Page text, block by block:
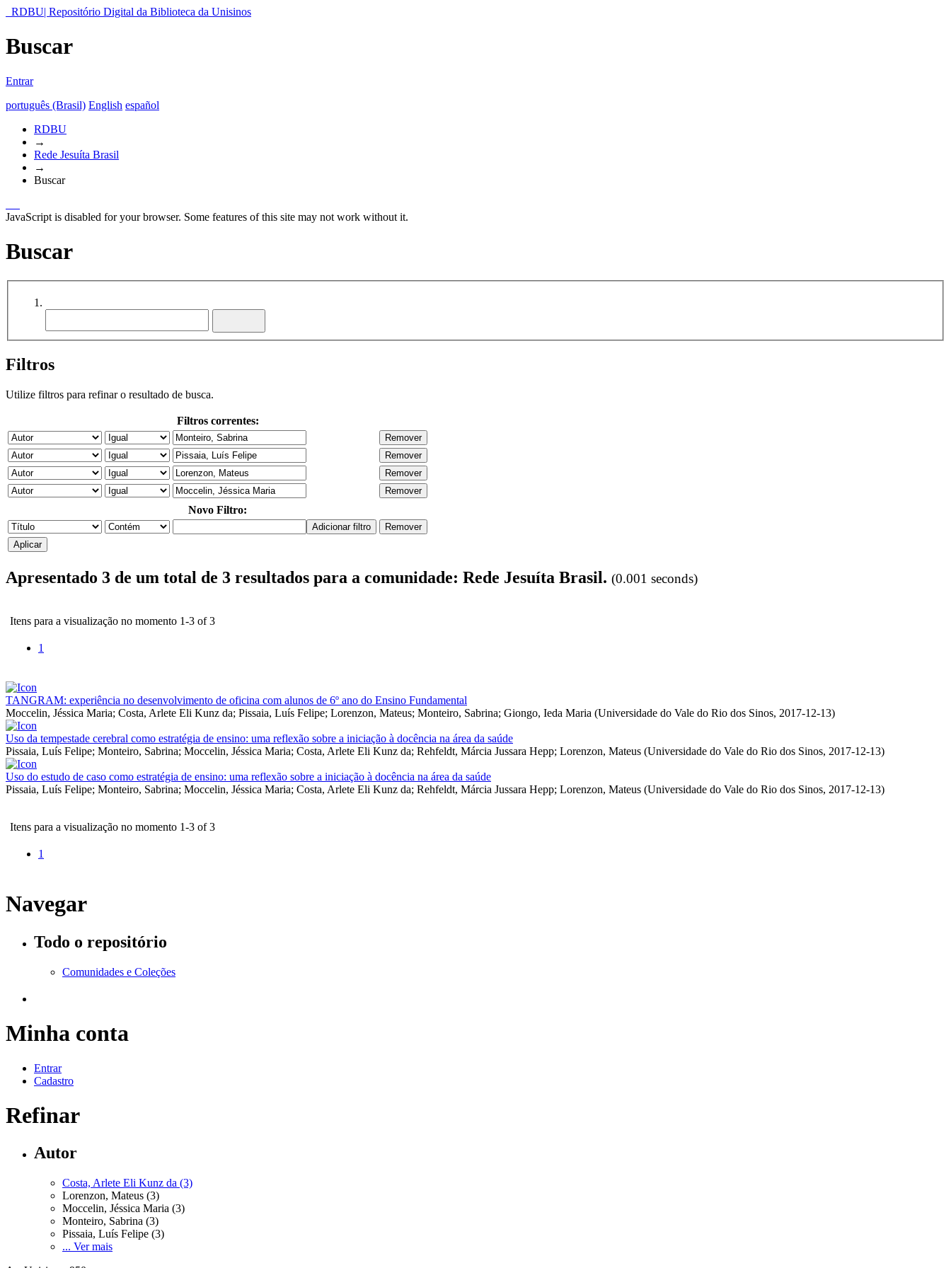
RDBU| Repositório Digital da Biblioteca da Unisinos
Buscar
Entrar
português (Brasil) English español
RDBU
→
Rede Jesuíta Brasil
→
Buscar
JavaScript is disabled for your browser. Some features of this site may not work without it.
Buscar
Filtros
Utilize filtros para refinar o resultado de busca.
Filtros correntes:
Novo Filtro:
Apresentado 3 de um total de 3 resultados para a comunidade: Rede Jesuíta Brasil. (0.001 seconds)
Itens para a visualização no momento 1-3 of 3
1
TANGRAM: experiência no desenvolvimento de oficina com alunos de 6º ano do Ensino Fundamental
Moccelin, Jéssica Maria; Costa, Arlete Eli Kunz da; Pissaia, Luís Felipe; Lorenzon, Mateus; Monteiro, Sabrina; Giongo, Ieda Maria (Universidade do Vale do Rio dos Sinos, 2017-12-13)
Uso da tempestade cerebral como estratégia de ensino: uma reflexão sobre a iniciação à docência na área da saúde
Pissaia, Luís Felipe; Monteiro, Sabrina; Moccelin, Jéssica Maria; Costa, Arlete Eli Kunz da; Rehfeldt, Márcia Jussara Hepp; Lorenzon, Mateus (Universidade do Vale do Rio dos Sinos, 2017-12-13)
Uso do estudo de caso como estratégia de ensino: uma reflexão sobre a iniciação à docência na área da saúde
Pissaia, Luís Felipe; Monteiro, Sabrina; Moccelin, Jéssica Maria; Costa, Arlete Eli Kunz da; Rehfeldt, Márcia Jussara Hepp; Lorenzon, Mateus (Universidade do Vale do Rio dos Sinos, 2017-12-13)
Itens para a visualização no momento 1-3 of 3
1
Navegar
Todo o repositório
Comunidades e Coleções
Minha conta
Entrar
Cadastro
Refinar
Autor
Costa, Arlete Eli Kunz da (3)
Lorenzon, Mateus (3)
Moccelin, Jéssica Maria (3)
Monteiro, Sabrina (3)
Pissaia, Luís Felipe (3)
... Ver mais